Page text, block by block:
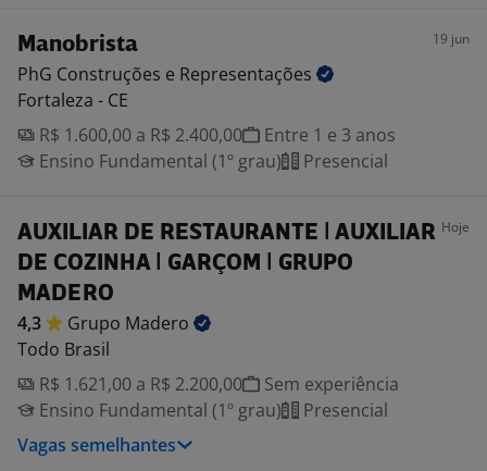
Manobrista 19 jun
PhG Construções e Representações
Fortaleza - CE
R$ 1.600,00 a R$ 2.400,00
Entre 1 e 3 anos
Ensino Fundamental (1º grau)
Presencial
AUXILIAR DE RESTAURANTE | AUXILIAR
DE COZINHA | GARÇOM | GRUPO
MADERO
Hoje
4,3 Grupo Madero
Todo Brasil
R$ 1.621,00 a R$ 2.200,00
Sem experiência
Ensino Fundamental (1º grau)
Presencial
Vagas semelhantes